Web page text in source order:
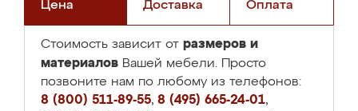
Цена Доставка Оплата
Стоимость зависит от размеров и
материалов Вашей мебели. Просто
позвоните нам по любому из телефонов:
8 (800) 511-89-55, 8 (495) 665-24-01,